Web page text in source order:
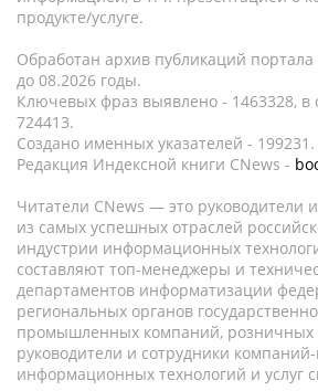
продукте/услуге.
Обработан архив публикаций портала
до 08.2026 годы.
Ключевых фраз выявлено - 1463328, в
724413.
Создано именных указателей - 199231.
Редакция Индексной книги CNews -
Читатели CNews — это руководители
из самых успешных отраслей
индустрии информационных
составляют топ-менеджеры и
департаментов информатизации
региональных органов
промышленных компаний, розничных
руководители и сотрудники
информационных технологий и услуг